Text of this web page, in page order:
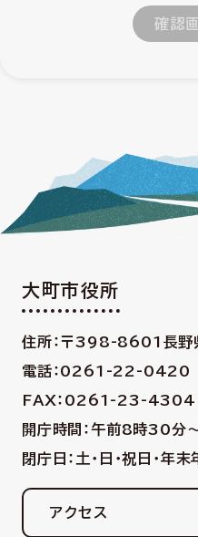
大町市役所
住所：〒398-8601 長
電話：0261-22-0420
FAX：0261-23-4304
開庁時間：午前8時30分
閉庁日：土・日・祝日・年末
アクセス